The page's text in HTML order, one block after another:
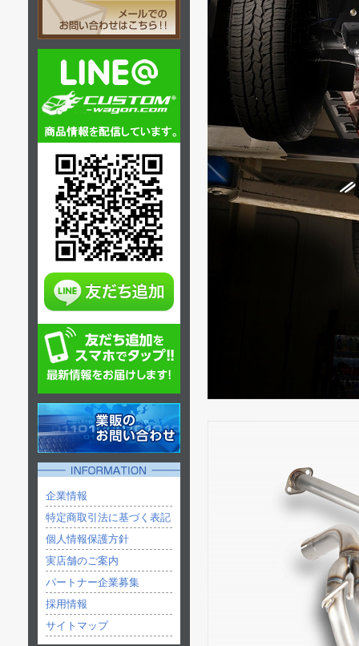
企業情報
特定商取引法に基づく表記
個人情報保護方針
実店舗のご案内
パートナー企業募集
採用情報
サイトマップ